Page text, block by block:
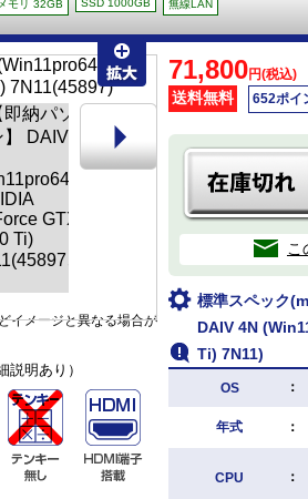
メモリ 32GB SSD 1000GB 無線LAN
イメージと異なる場合が
説明あり）
71,800円(税込)
送料無料 652ポイ
こ
標準スペック
DAIV 4N
Ti) 7N11)
OS ：
年式 ：
CPU ：